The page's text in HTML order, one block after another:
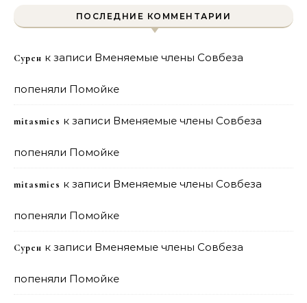
ПОСЛЕДНИЕ КОММЕНТАРИИ
Сурен к записи Вменяемые члены Совбеза
попеняли Помойке
mitasmies к записи Вменяемые члены Совбеза
попеняли Помойке
mitasmies к записи Вменяемые члены Совбеза
попеняли Помойке
Сурен к записи Вменяемые члены Совбеза
попеняли Помойке